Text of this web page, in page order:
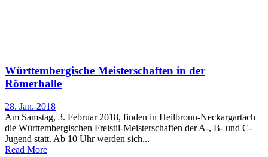
Württembergische Meisterschaften in der
Römerhalle
28. Jan. 2018
Am Samstag, 3. Februar 2018, finden in Heilbronn-Neckargartach
die Württembergischen Freistil-Meisterschaften der A-, B- und C-
Jugend statt. Ab 10 Uhr werden sich...
Read More